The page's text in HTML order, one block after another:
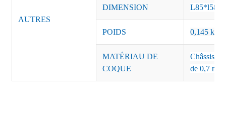
AUTRES
DIMENSION
POIDS 0,145 kg,
MATÉRIAU DE
COQUE
Châssis :
de 0,7 mm